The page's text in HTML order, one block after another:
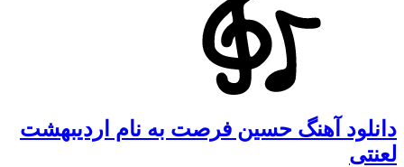
دانلود آهنگ حسین فرصت به نام اردیبهشت
لعنتی